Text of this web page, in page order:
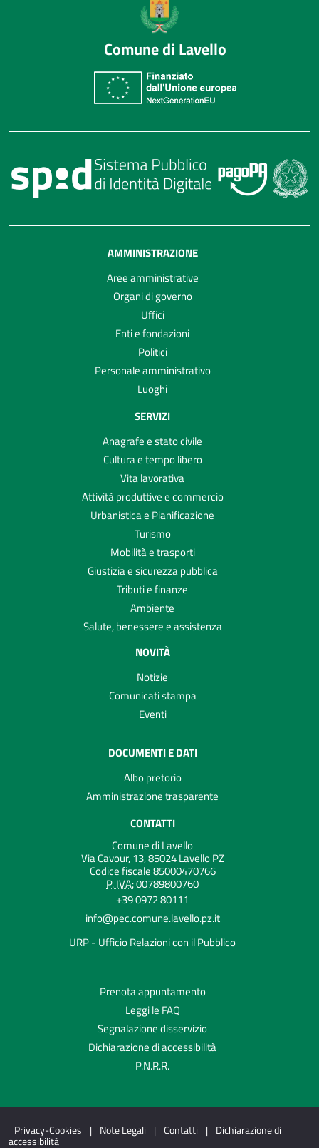
Comune di Lavello
AMMINISTRAZIONE
Aree amministrative
Organi di governo
Uffici
Enti e fondazioni
Politici
Personale amministrativo
Luoghi
SERVIZI
Anagrafe e stato civile
Cultura e tempo libero
Vita lavorativa
Attività produttive e commercio
Urbanistica e Pianificazione
Turismo
Mobilità e trasporti
Giustizia e sicurezza pubblica
Tributi e finanze
Ambiente
Salute, benessere e assistenza
NOVITÀ
Notizie
Comunicati stampa
Eventi
DOCUMENTI E DATI
Albo pretorio
Amministrazione trasparente
CONTATTI
Comune di Lavello
Via Cavour, 13, 85024 Lavello PZ
Codice fiscale 85000470766
P. IVA:00789800760
+39 0972 80111
info@pec.comune.lavello.pz.it
URP - Ufficio Relazioni con il Pubblico
Prenota appuntamento
Leggi le FAQ
Segnalazione disservizio
Dichiarazione di accessibilità
P.N.R.R.
Privacy-Cookies | Note Legali | Contatti | Dichiarazione di
accessibilità